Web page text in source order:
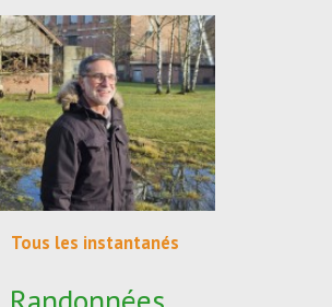
Tous les instantanés